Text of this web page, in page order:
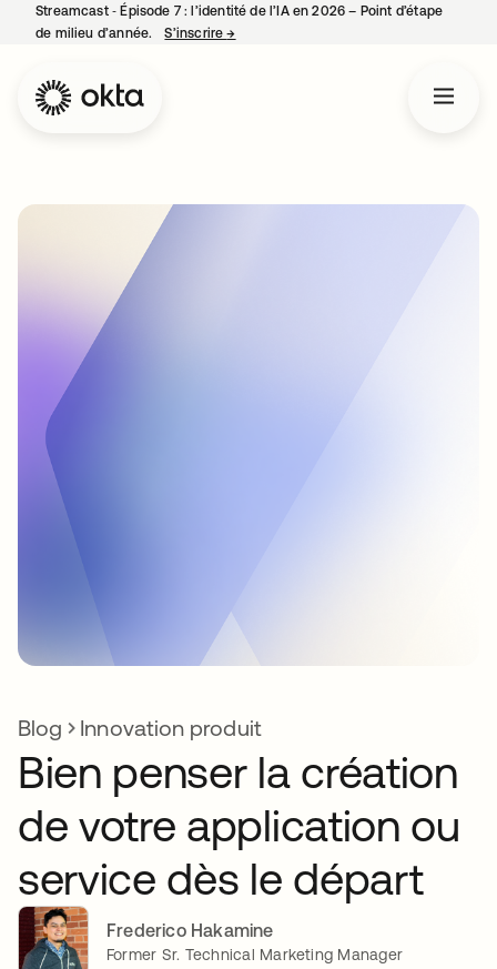
Streamcast ‑ Épisode 7 : l’identité de l’IA en 2026 – Point d’étape
de milieu d’année.
S’inscrire→
Blog Innovation produit
Bien penser la création
de votre application ou
service dès le départ
Frederico Hakamine
Former Sr. Technical Marketing Manager